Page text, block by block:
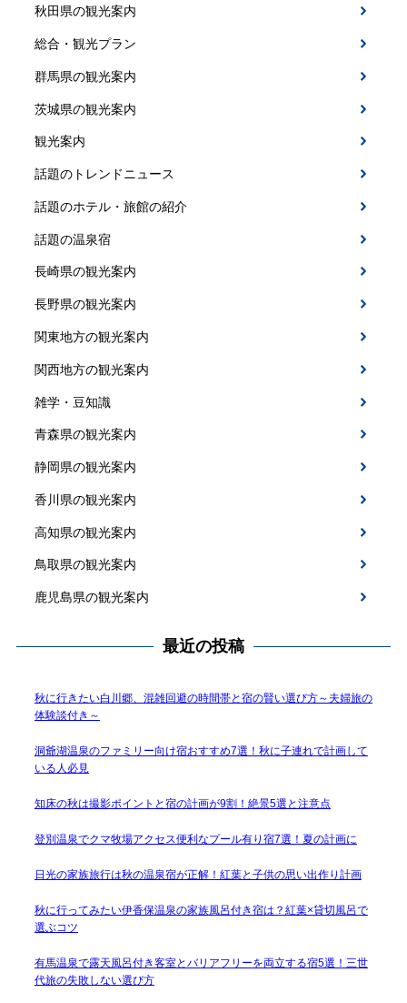
秋田県の観光案内
総合・観光プラン
群馬県の観光案内
茨城県の観光案内
観光案内
話題のトレンドニュース
話題のホテル・旅館の紹介
話題の温泉宿
長崎県の観光案内
長野県の観光案内
関東地方の観光案内
関西地方の観光案内
雑学・豆知識
青森県の観光案内
静岡県の観光案内
香川県の観光案内
高知県の観光案内
鳥取県の観光案内
鹿児島県の観光案内
最近の投稿
秋に行きたい白川郷、混雑回避の時間帯と宿の賢い選び方～夫婦旅の
体験談付き～
洞爺湖温泉のファミリー向け宿おすすめ7選！秋に子連れで計画して
いる人必見
知床の秋は撮影ポイントと宿の計画が9割！絶景5選と注意点
登別温泉でクマ牧場アクセス便利なプール有り宿7選！夏の計画に
日光の家族旅行は秋の温泉宿が正解！紅葉と子供の思い出作り計画
秋に行ってみたい伊香保温泉の家族風呂付き宿は？紅葉×貸切風呂で
選ぶコツ
有馬温泉で露天風呂付き客室とバリアフリーを両立する宿5選！三世
代旅の失敗しない選び方